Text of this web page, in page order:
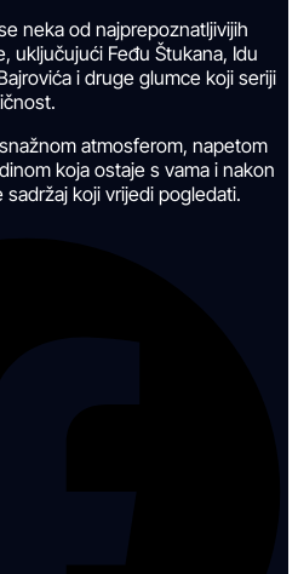
neka od najprepoznatljivijih
uključujući Feđu Štukana, Idu
i druge glumce koji seriji
atmosferom, napetom
koja ostaje s vama i nakon
koji vrijedi pogledati.